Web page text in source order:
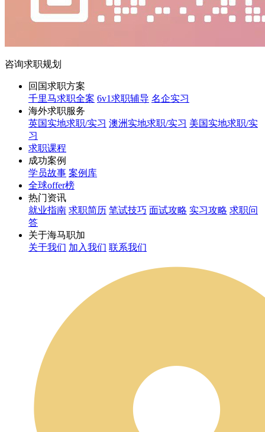
咨询求职规划
回国求职方案
千里马求职全案 6v1求职辅导 名企实习
海外求职服务
英国实地求职/实习 澳洲实地求职/实习 美国实地求职/实
习
求职课程
成功案例
学员故事 案例库
全球offer榜
热门资讯
就业指南 求职简历 笔试技巧 面试攻略 实习攻略 求职问
答
关于海马职加
关于我们 加入我们 联系我们